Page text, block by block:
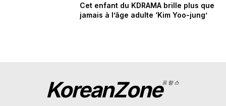
Cet enfant du KDRAMA brille plus que
jamais à l’âge adulte ‘Kim Yoo-jung’
KoreanZone프랑스